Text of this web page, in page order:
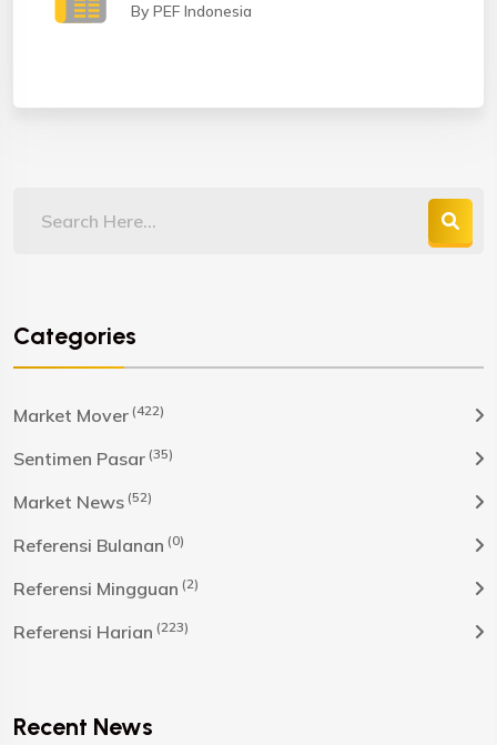
By PEF Indonesia
Categories
Market Mover (422)
Sentimen Pasar (35)
Market News (52)
Referensi Bulanan (0)
Referensi Mingguan (2)
Referensi Harian (223)
Recent News